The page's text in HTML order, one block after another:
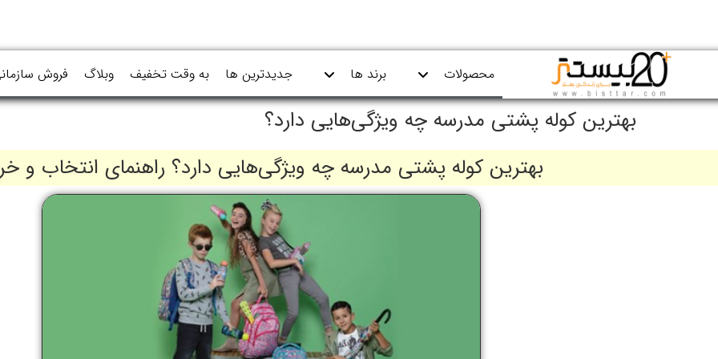
محصولات برند ها جدیدترین ها به وقت تخفیف وبلاگ فروش
بهترین کوله پشتی مدرسه چه ویژگی‌هایی دارد؟
بهترین کوله پشتی مدرسه چه ویژگی‌هایی دارد؟ راهنمای انتخاب و